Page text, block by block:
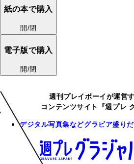
紙の本で購入
開/閉
電子版で購入
開/閉
週刊プレイボーイが運営
コンテンツサイト『週プレ
デジタル写真集などグラビア盛り